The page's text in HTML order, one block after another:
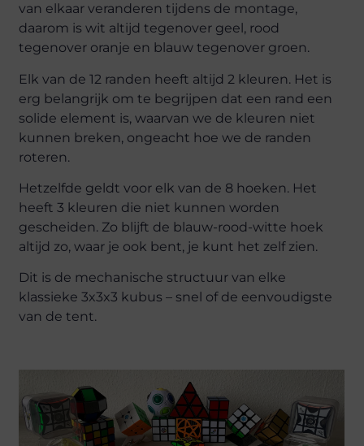
van elkaar veranderen tijdens de montage,
daarom is wit altijd tegenover geel, rood
tegenover oranje en blauw tegenover groen.
Elk van de 12 randen heeft altijd 2 kleuren. Het is
erg belangrijk om te begrijpen dat een rand een
solide element is, waarvan we de kleuren niet
kunnen breken, ongeacht hoe we de randen
roteren.
Hetzelfde geldt voor elk van de 8 hoeken. Het
heeft 3 kleuren die niet kunnen worden
gescheiden. Zo blijft de blauw-rood-witte hoek
altijd zo, waar je ook bent, je kunt het zelf zien.
Dit is de mechanische structuur van elke
klassieke 3x3x3 kubus – snel of de eenvoudigste
van de tent.